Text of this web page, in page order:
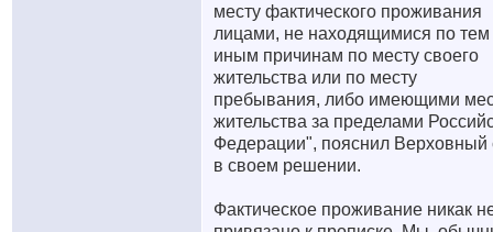
месту фактического проживания
лицами, не находящимися по тем
иным причинам по месту своего
жительства или по месту
пребывания, либо имеющими
жительства за пределами
Федерации", пояснил Верховный
в своем решении.
Фактическое проживание никак